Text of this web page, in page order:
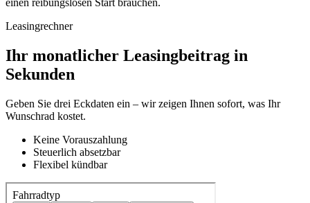
einen reibungslosen Start brauchen.
Leasingrechner
Ihr monatlicher Leasingbeitrag in
Sekunden
Geben Sie drei Eckdaten ein – wir zeigen Ihnen sofort, was Ihr
Wunschrad kostet.
Keine Vorauszahlung
Steuerlich absetzbar
Flexibel kündbar